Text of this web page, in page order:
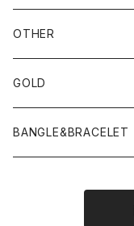
OTHER
GOLD
PIERCE
BANGLE&BRACELET